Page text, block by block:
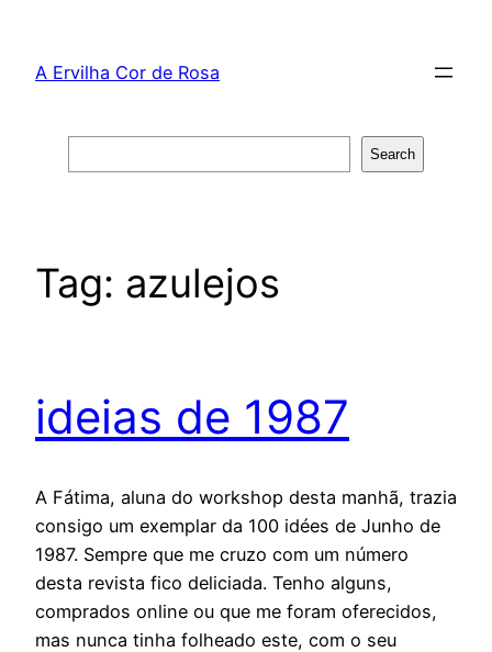
content
A Ervilha Cor de Rosa
Search
Tag: azulejos
ideias de 1987
A Fátima, aluna do workshop desta manhã, trazia
consigo um exemplar da 100 idées de Junho de
1987. Sempre que me cruzo com um número
desta revista fico deliciada. Tenho alguns,
comprados online ou que me foram oferecidos,
mas nunca tinha folheado este, com o seu